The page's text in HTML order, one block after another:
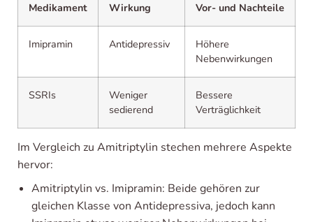
Medikament Wirkung Vor- und Nachteile
Imipramin Antidepressiv
Höhere
Nebenwirkungen
SSRIs
Weniger
sedierend
Bessere
Verträglichkeit
Im Vergleich zu Amitriptylin stechen mehrere Aspekte
hervor:
Amitriptylin vs. Imipramin: Beide gehören zur
gleichen Klasse von Antidepressiva, jedoch kann